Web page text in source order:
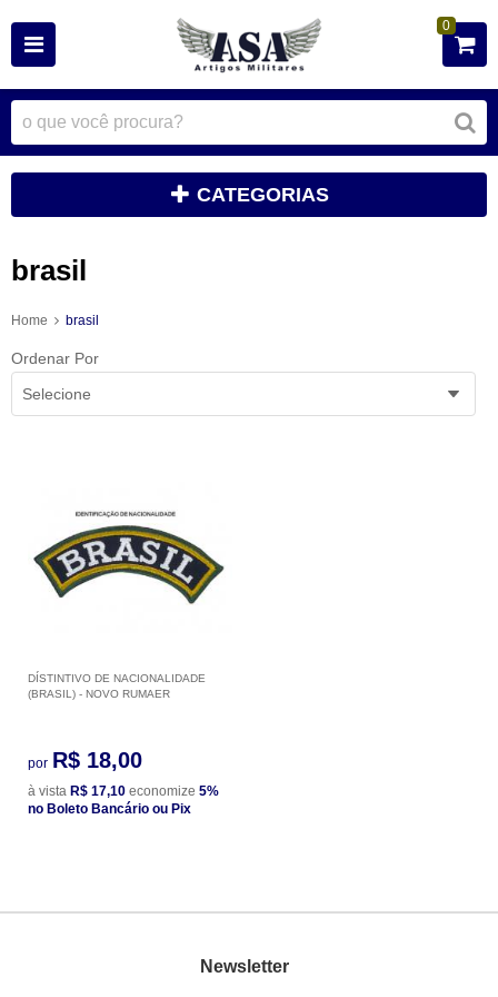
0
CATEGORIAS
brasil
Home brasil
Ordenar Por
Selecione
DÍSTINTIVO DE NACIONALIDADE
(BRASIL) - NOVO RUMAER
por R$ 18,00
à vista R$ 17,10 economize 5%
no Boleto Bancário ou Pix
Newsletter